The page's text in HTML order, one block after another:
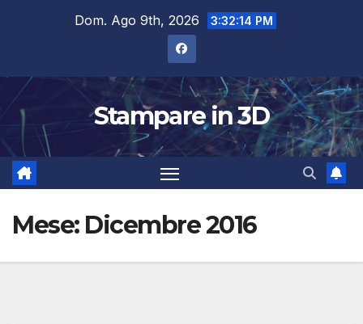
Dom. Ago 9th, 2026 3:32:14 PM
Stampare in 3D
Mese: Dicembre 2016